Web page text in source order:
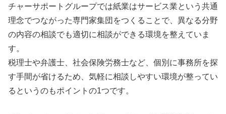
チャーサポートグループでは紙業はサービス業という共通
理念でつながった専門家集団をつくることで、異なる分野
の内容の相談でも適切に相談ができる環境を整えていま
す。
税理士や弁護士、社会保険労務士など、個別に事務所を探
す手間が省けるため、気軽に相談しやすい環境が整ってい
るというのもポイントの1つです。